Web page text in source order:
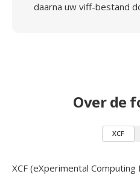
daarna uw viff-bestand
Over de
XCF
XCF (eXperimental